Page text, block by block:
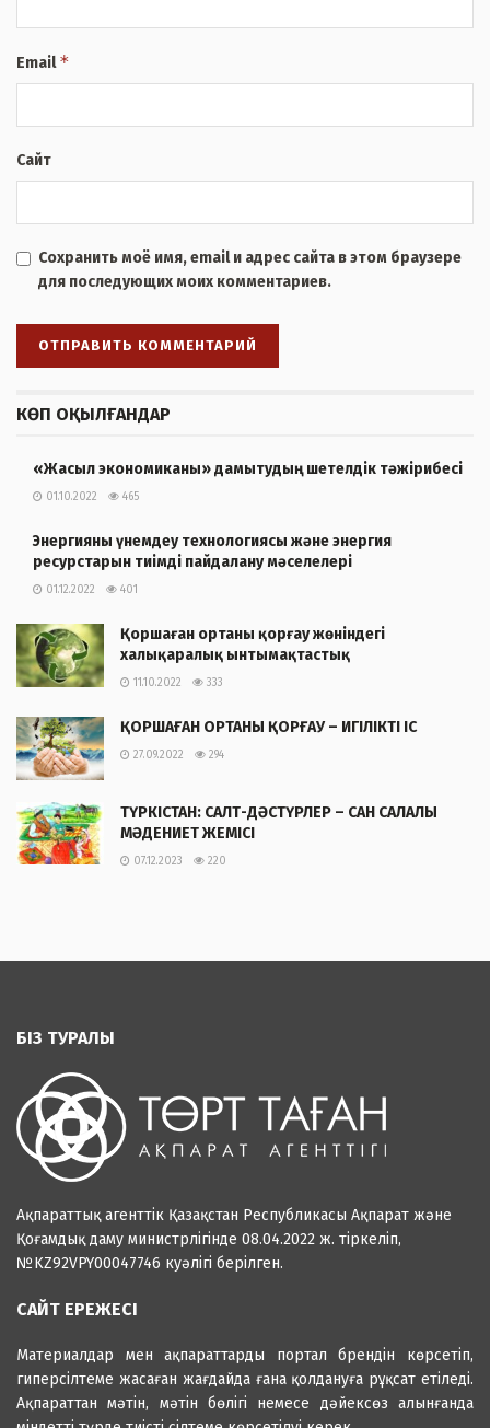
Email*
Сайт
Сохранить моё имя, email и адрес сайта в этом браузере
для последующих моих комментариев.
КӨП ОҚЫЛҒАНДАР
«Жасыл экономиканы» дамытудың шетелдік тәжірибесі
01.10.2022 465
Энергияны үнемдеу технологиясы және энергия
ресурстарын тиімді пайдалану мәселелері
01.12.2022 401
Қоршаған ортаны қорғау жөніндегі
халықаралық ынтымақтастық
11.10.2022 333
ҚОРШАҒАН ОРТАНЫ ҚОРҒАУ – ИГІЛІКТІ ІС
27.09.2022 294
ТҮРКІСТАН: САЛТ-ДӘСТҮРЛЕР – САН САЛАЛЫ
МӘДЕНИЕТ ЖЕМІСІ
07.12.2023 220
БІЗ ТУРАЛЫ
Ақпараттық агенттік Қазақстан Республикасы Ақпарат және
Қоғамдық даму министрлігінде 08.04.2022 ж. тіркеліп,
№KZ92VPY00047746 куәлігі берілген.
САЙТ ЕРЕЖЕСІ
Материалдар мен ақпараттарды портал брендін көрсетіп,
гиперсілтеме жасаған жағдайда ғана қолдануға рұқсат етіледі.
Ақпараттан мәтін, мәтін бөлігі немесе дәйексөз алынғанда